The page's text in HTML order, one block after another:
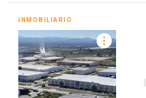
INMOBILIARIO